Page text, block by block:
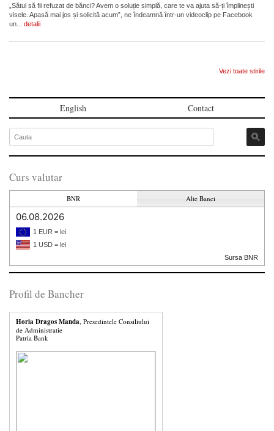
„Sătul să fii refuzat de bănci? Avem o soluție simplă, care te va ajuta să-ți împlinești
visele. Apasă mai jos și solicită acum”, ne îndeamnă într-un videoclip pe Facebook
un... detalii
Vezi toate stirile
English Contact
Curs valutar
BNR Alte Banci
06.08.2026
1 EUR = lei
1 USD = lei
Sursa BNR
Profil de Bancher
Horia Dragos Manda, Presedintele Consiliului
de Administratie
Patria Bank